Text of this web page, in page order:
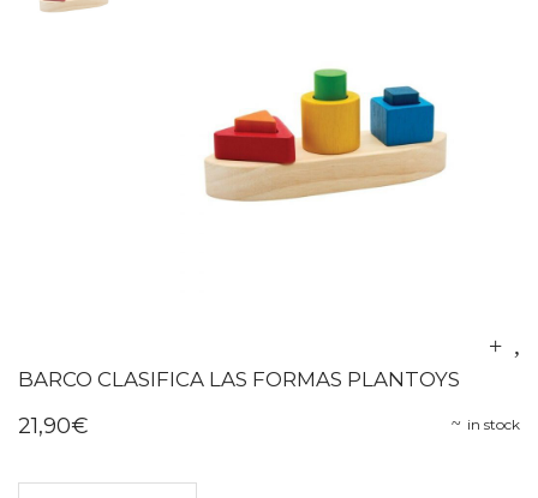
BARCO CLASIFICA LAS FORMAS PLANTOYS
in stock
21,90€